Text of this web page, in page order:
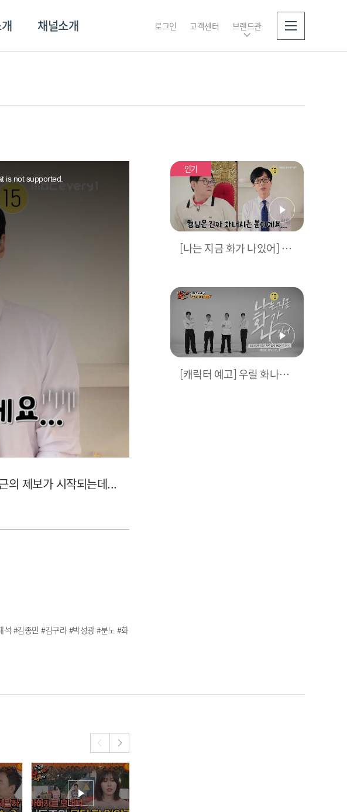
채널소개 로그인 고객센터 브랜드관
is not supported.
의 제보가 시작되는데...
#김종민 #김구라 #박성광 #분노 #화
인기
[나는 지금 화가 나있어] 역
최측근의 제보가 시작되는
데...
[캐릭터 예고] 우릴 화나게